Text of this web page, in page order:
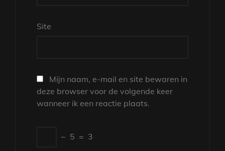
Site
Mijn naam, e-mail en site bewaren in
deze browser voor de volgende keer
wanneer ik een reactie plaats.
− 5 = 3